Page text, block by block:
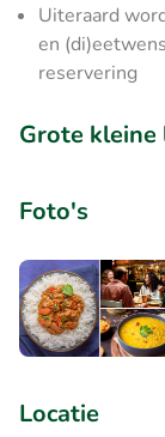
Uiteraard
en
reservering
Grote kleine
Foto's
Locatie